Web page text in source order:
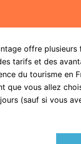
offre plusieurs
tarifs et des
du tourisme en
que vous allez
(sauf si vous